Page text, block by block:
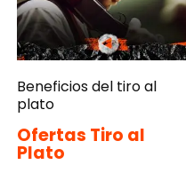
Beneficios del tiro al
plato
Ofertas Tiro al
Plato